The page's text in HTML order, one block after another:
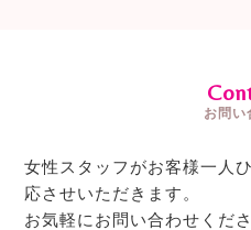
お問い
女性スタッフがお客様一人
応させいただきます。
お気軽にお問い合わせくださ